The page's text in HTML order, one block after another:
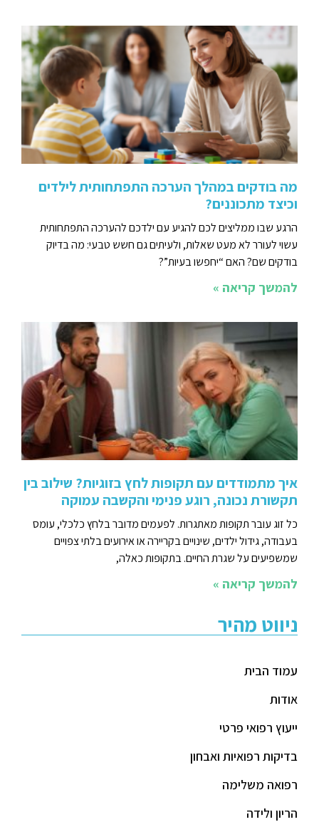
מה בודקים במהלך הערכה התפתחותית לילדים
וכיצד מתכוננים?
הרגע שבו ממליצים לכם להגיע עם ילדכם להערכה התפתחותית
עשוי לעורר לא מעט שאלות, ולעיתים גם חשש טבעי: מה בדיוק
בודקים שם? האם “יחפשו בעיות”?
להמשך קריאה »
איך מתמודדים עם תקופות לחץ בזוגיות? שילוב בין
תקשורת נכונה, רוגע פנימי והקשבה עמוקה
כל זוג עובר תקופות מאתגרות. לפעמים מדובר בלחץ כלכלי, עומס
בעבודה, גידול ילדים, שינויים בקריירה או אירועים בלתי צפויים
שמשפיעים על שגרת החיים. בתקופות כאלה,
להמשך קריאה »
ניווט מהיר
עמוד הבית
אודות
ייעוץ רפואי פרטי
בדיקות רפואיות ואבחון
רפואה משלימה
הריון ולידה